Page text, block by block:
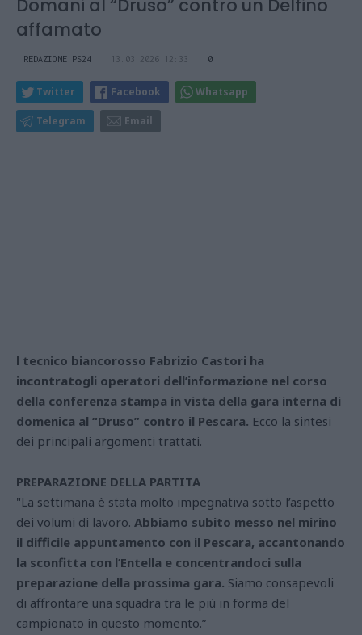
Domani al “Druso” contro un Delfino
affamato
REDAZIONE PS24 13.03.2026 12:33 0
Twitter Facebook Whatsapp
Telegram Email
l tecnico biancorosso Fabrizio Castori ha
incontratogli operatori dell’informazione nel corso
della conferenza stampa in vista della gara interna di
domenica al “Druso” contro il Pescara. Ecco la sintesi
dei principali argomenti trattati.
PREPARAZIONE DELLA PARTITA
"La settimana è stata molto impegnativa sotto l’aspetto
dei volumi di lavoro. Abbiamo subito messo nel mirino
il difficile appuntamento con il Pescara, accantonando
la sconfitta con l’Entella e concentrandoci sulla
preparazione della prossima gara. Siamo consapevoli
di affrontare una squadra tra le più in forma del
campionato in questo momento.”